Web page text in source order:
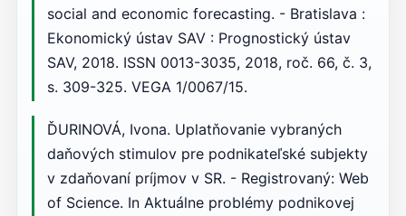
social and economic forecasting. - Bratislava :
Ekonomický ústav SAV : Prognostický ústav
SAV, 2018. ISSN 0013-3035, 2018, roč. 66, č. 3,
s. 309-325. VEGA 1/0067/15.
ĎURINOVÁ, Ivona. Uplatňovanie vybraných
daňových stimulov pre podnikateľské subjekty
v zdaňovaní príjmov v SR. - Registrovaný: Web
of Science. In Aktuálne problémy podnikovej